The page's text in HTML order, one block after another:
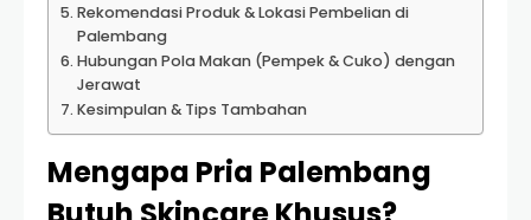
Rekomendasi Produk & Lokasi Pembelian di
Palembang
Hubungan Pola Makan (Pempek & Cuko) dengan
Jerawat
Kesimpulan & Tips Tambahan
Mengapa Pria Palembang